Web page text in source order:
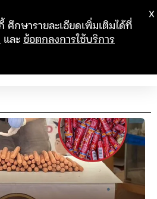
ศึกษารายละเอียดเพิ่มเติมได้ที่
และข้อตกลงการใช้บริการ
X